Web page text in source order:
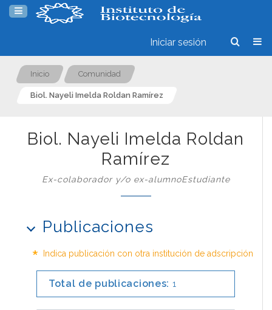
Iniciar sesión
Inicio Comunidad
Biol. Nayeli Imelda Roldan Ramírez
Biol. Nayeli Imelda Roldan
Ramírez
Ex-colaborador y/o ex-alumnoEstudiante
Publicaciones
* Indica publicación con otra institución de adscripción
Total de publicaciones: 1